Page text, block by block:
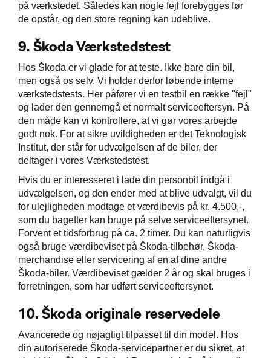
på værkstedet. Således kan nogle fejl forebygges før
de opstår, og den store regning kan udeblive.
9. Škoda Værkstedstest
Hos Škoda er vi glade for at teste. Ikke bare din bil,
men også os selv. Vi holder derfor løbende interne
værkstedstests. Her påfører vi en testbil en række "fejl"
og lader den gennemgå et normalt serviceeftersyn. På
den måde kan vi kontrollere, at vi gør vores arbejde
godt nok. For at sikre uvildigheden er det Teknologisk
Institut, der står for udvælgelsen af de biler, der
deltager i vores Værkstedstest.
Hvis du er interesseret i lade din personbil indgå i
udvælgelsen, og den ender med at blive udvalgt, vil du
for ulejligheden modtage et værdibevis på kr. 4.500,-,
som du bagefter kan bruge på selve serviceeftersynet.
Forvent et tidsforbrug på ca. 2 timer. Du kan naturligvis
også bruge værdibeviset på Škoda-tilbehør, Škoda-
merchandise eller servicering af en af dine andre
Škoda-biler. Værdibeviset gælder 2 år og skal bruges i
forretningen, som har udført serviceeftersynet.
10. Škoda originale reservedele
Avancerede og nøjagtigt tilpasset til din model. Hos
din autoriserede Škoda-servicepartner er du sikret, at